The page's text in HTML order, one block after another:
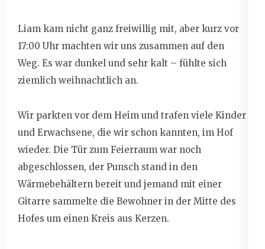
Liam kam nicht ganz freiwillig mit, aber kurz vor
17:00 Uhr machten wir uns zusammen auf den
Weg. Es war dunkel und sehr kalt – fühlte sich
ziemlich weihnachtlich an.
Wir parkten vor dem Heim und trafen viele Kinder
und Erwachsene, die wir schon kannten, im Hof
wieder. Die Tür zum Feierraum war noch
abgeschlossen, der Punsch stand in den
Wärmebehältern bereit und jemand mit einer
Gitarre sammelte die Bewohner in der Mitte des
Hofes um einen Kreis aus Kerzen.